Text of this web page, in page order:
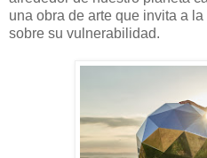
una obra de arte que invita a
sobre su vulnerabilidad.